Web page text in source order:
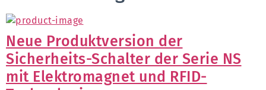
Neue Produktversion der
Sicherheits-Schalter der Serie NS
mit Elektromagnet und RFID-